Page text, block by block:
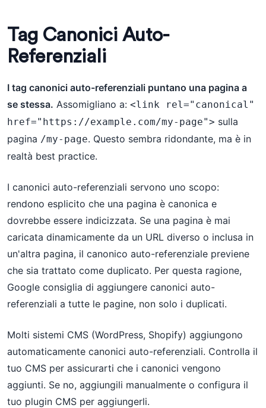
Tag Canonici Auto-
Referenziali
I tag canonici auto-referenziali puntano una pagina a
se stessa. Assomigliano a: <link rel="canonical"
href="https://example.com/my-page"> sulla
pagina /my-page. Questo sembra ridondante, ma è in
realtà best practice.
I canonici auto-referenziali servono uno scopo:
rendono esplicito che una pagina è canonica e
dovrebbe essere indicizzata. Se una pagina è mai
caricata dinamicamente da un URL diverso o inclusa in
un'altra pagina, il canonico auto-referenziale previene
che sia trattato come duplicato. Per questa ragione,
Google consiglia di aggiungere canonici auto-
referenziali a tutte le pagine, non solo i duplicati.
Molti sistemi CMS (WordPress, Shopify) aggiungono
automaticamente canonici auto-referenziali. Controlla il
tuo CMS per assicurarti che i canonici vengono
aggiunti. Se no, aggiungili manualmente o configura il
tuo plugin CMS per aggiungerli.